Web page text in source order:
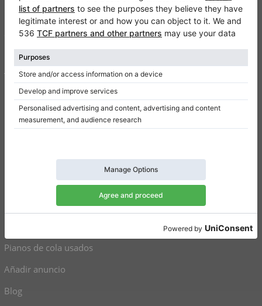
Contacto
Sobre nosotros
Escribir una reseña
Términos de uso
Política de privacidad
Configuración de consentimiento
Pianos verticales a la venta
Pianos de cola en venta
Pianos de cola usados
Añadir anuncio
Blog